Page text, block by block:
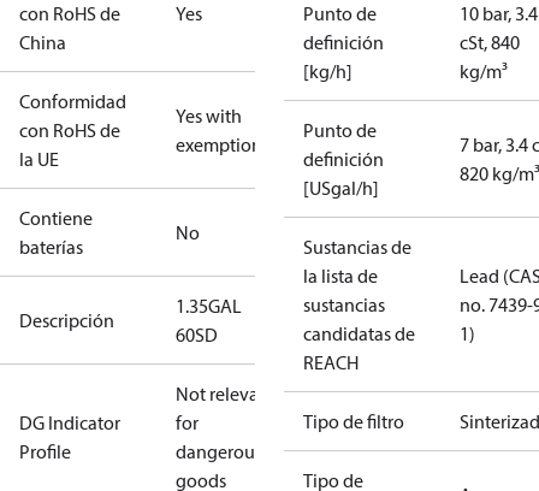
con RoHS de
China
Yes
Conformidad
con RoHS de
la UE
Yes with
exemptions
Contiene
baterías
No
Descripción
1.35GAL
60SD
DG Indicator
Profile
Not relevant
for
dangerous
goods
Punto de
definición
[kg/h]
10 bar, 3.4
cSt, 840
kg/m³
Punto de
definición
[USgal/h]
7 bar, 3.4
820 kg/m³
Sustancias de
la lista de
sustancias
candidatas de
REACH
Lead
no. 7439-
1)
Tipo de filtro
Tipo de